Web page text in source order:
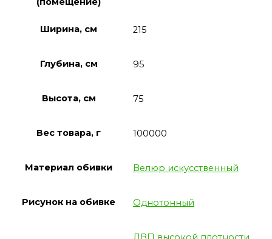
Ширина, см 215
Глубина, см 95
Высота, см 75
Вес товара, г 100000
Материал обивки Велюр искусственный
Рисунок на обивке Однотонный